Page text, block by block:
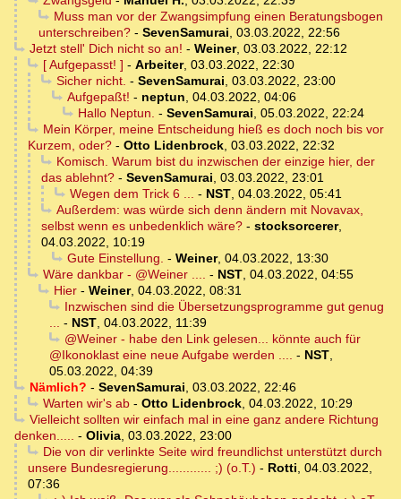
Muss man vor der Zwangsimpfung einen Beratungsbogen
unterschreiben? - SevenSamurai, 03.03.2022, 22:56
Jetzt stell' Dich nicht so an! - Weiner, 03.03.2022, 22:12
[ Aufgepasst! ] - Arbeiter, 03.03.2022, 22:30
Sicher nicht. - SevenSamurai, 03.03.2022, 23:00
Aufgepaßt! - neptun, 04.03.2022, 04:06
Hallo Neptun. - SevenSamurai, 05.03.2022, 22:24
Mein Körper, meine Entscheidung hieß es doch noch bis vor
Kurzem, oder? - Otto Lidenbrock, 03.03.2022, 22:32
Komisch. Warum bist du inzwischen der einzige hier, der
das ablehnt? - SevenSamurai, 03.03.2022, 23:01
Wegen dem Trick 6 ... - NST, 04.03.2022, 05:41
Außerdem: was würde sich denn ändern mit Novavax,
selbst wenn es unbedenklich wäre? - stocksorcerer,
04.03.2022, 10:19
Gute Einstellung. - Weiner, 04.03.2022, 13:30
Wäre dankbar - @Weiner .... - NST, 04.03.2022, 04:55
Hier- Weiner, 04.03.2022, 08:31
Inzwischen sind die Übersetzungsprogramme gut genug
... - NST, 04.03.2022, 11:39
@Weiner - habe den Link gelesen... könnte auch für
@Ikonoklast eine neue Aufgabe werden .... - NST,
05.03.2022, 04:39
Nämlich? - SevenSamurai, 03.03.2022, 22:46
Warten wir's ab- Otto Lidenbrock, 04.03.2022, 10:29
Vielleicht sollten wir einfach mal in eine ganz andere Richtung
denken..... - Olivia, 03.03.2022, 23:00
Die von dir verlinkte Seite wird freundlichst unterstützt durch
unsere Bundesregierung............ ;) (o.T.) - Rotti, 04.03.2022,
07:36